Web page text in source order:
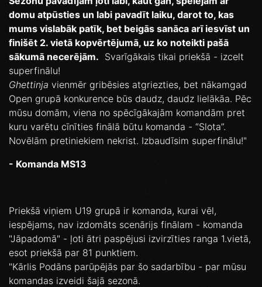
domu atpūsties un labi pavadīt laiku, darot to, kas
mums vislabāk patīk, bet beigās sanāca arī iesvīst un
finišēt 2. vietā kopvērtējumā, uz ko noteikti pašā
sākumā necerējām. Svarīgākais tikai priekšā - izcelt
superfinālu!
Ghettinja vienmēr gribēsies atgriezties, bet nākamgad
Open grupā konkurence būs daudz, daudz lielākāa. Pēc
mūsu domām, viena no spēcīgākajām komandām pret
kuru varētu cīnīties finālā būtu komanda - “Slota”.
Novēlām pretiniekiem nekrist. Izbaudīsim superfinālu!"
- Komanda MS13
Priekšā viņiem U19 grupā ir komanda, kurai vēl,
iespējams, nav izdomāts scenārijs finālam - komanda
"Jāpadomā" - ļoti ātri paspējusi izvirzīties ranga 1.vietā,
esot priekšā par 81 punktiem.
"Kārlis Podāns parūpējās par šo sadarbību - par mūsu
komandas izveidi šajā sezonā.